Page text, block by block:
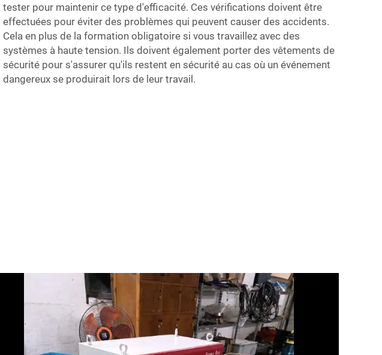
tester pour maintenir ce type d'efficacité. Ces vérifications doivent être
effectuées pour éviter des problèmes qui peuvent causer des accidents.
Cela en plus de la formation obligatoire si vous travaillez avec des
systèmes à haute tension. Ils doivent également porter des vêtements de
sécurité pour s'assurer qu'ils restent en sécurité au cas où un événement
dangereux se produirait lors de leur travail.